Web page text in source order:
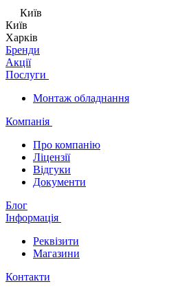
Київ
Київ
Харків
Бренди
Акції
Послуги
Монтаж обладнання
Компанія
Про компанію
Ліцензії
Відгуки
Документи
Блог
Інформація
Реквізити
Магазини
Контакти